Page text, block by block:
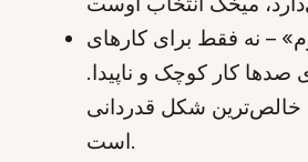
– نه فقط برای کارهای
صدها کار کوچک و ناپیدا.
خالص‌ترین شکل قدردانی
است.